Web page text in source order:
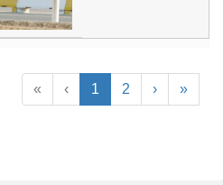
« ‹ 1 2 › »